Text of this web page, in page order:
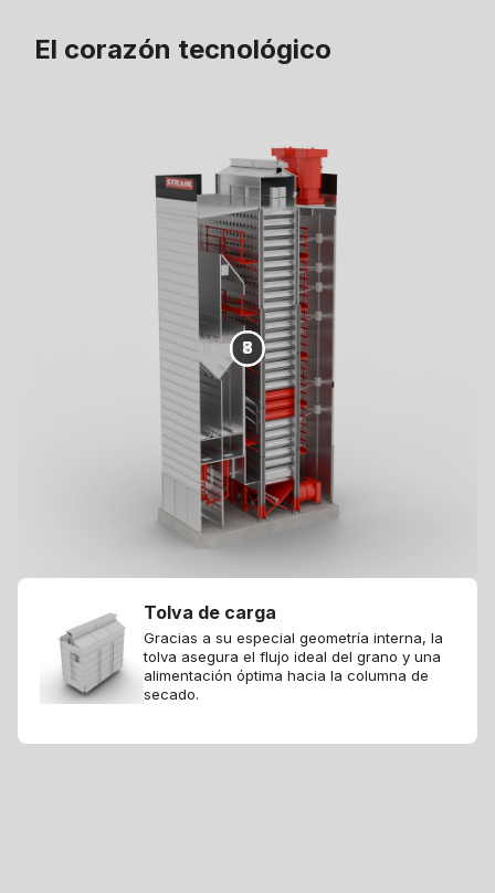
El corazón tecnológico
1
2
3
4
5
6
7
8
Tolva de carga
Gracias a su especial geometría interna, la
tolva asegura el flujo ideal del grano y una
alimentación óptima hacia la columna de
secado.